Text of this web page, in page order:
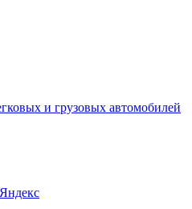
и грузовых автомобилей